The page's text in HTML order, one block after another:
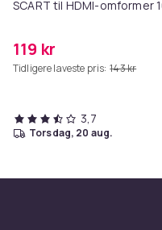
SCART til HDMI-omformer
119 kr
Tidligere laveste pris: 143 kr
3,7
torsdag, 20 aug.